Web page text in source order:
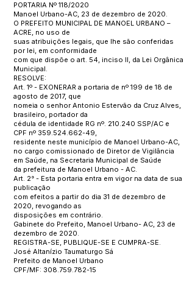
PORTARIA Nº 118/2020
Manoel Urbano-AC, 23 de dezembro de 2020.
O PREFEITO MUNICIPAL DE MANOEL URBANO –
ACRE, no uso de
suas atribuições legais, que lhe são conferidas
por lei, em conformidade
com que dispõe o art. 54, inciso II, da Lei Orgânica
Municipal.
RESOLVE:
Art. 1º - EXONERAR a portaria de nº 199 de 18 de
agosto de 2017, que
nomeia o senhor Antonio Estervão da Cruz Alves,
brasileiro, portador da
cédula de identidade RG nº. 210.240 SSP/AC e
CPF nº 359.524.662-49,
residente neste município de Manoel Urbano-AC,
no cargo comissionado de Diretor de Vigilância
em Saúde, na Secretaria Municipal de Saúde
da prefeitura de Manoel Urbano - AC.
Art. 2° - Esta portaria entra em vigor na data de sua
publicação
com efeitos a partir do dia 31 de dezembro de
2020, revogando as
disposições em contrário.
Gabinete do Prefeito, Manoel Urbano- AC, 23 de
dezembro de 2020.
REGISTRA-SE, PUBLIQUE-SE E CUMPRA-SE.
José Altanízio Taumaturgo Sá
Prefeito de Manoel Urbano
CPF/MF: 308.759.782-15